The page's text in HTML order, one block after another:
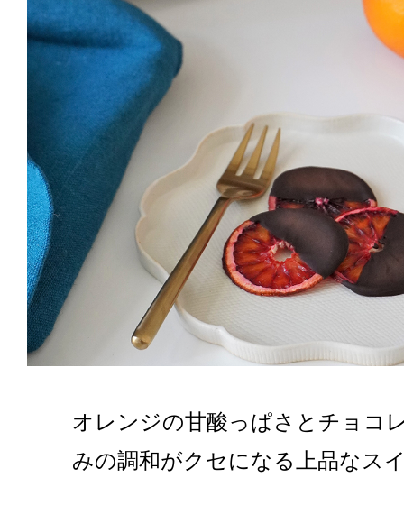
オレンジの甘酸っぱさとチョコ
みの調和がクセになる上品なス